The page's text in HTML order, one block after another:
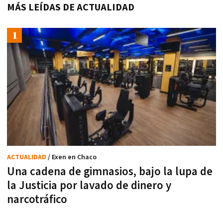
MÁS LEÍDAS DE ACTUALIDAD
Una cadena de gimnasios, bajo la lupa de
la Justicia por lavado de dinero y
narcotráfico
ACTUALIDAD / Exen en Chaco